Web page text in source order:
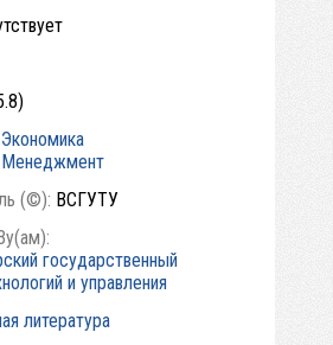
Экономика
Менеджмент
(©): ВСГУТУ
государственный
и управления
литература